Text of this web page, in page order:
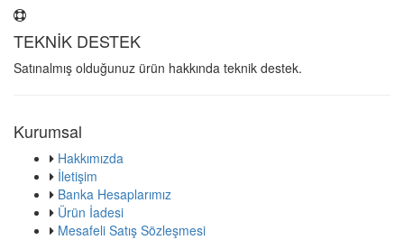
TEKNİK DESTEK
Satınalmış olduğunuz ürün hakkında teknik destek.
Kurumsal
Hakkımızda
İletişim
Banka Hesaplarımız
Ürün İadesi
Mesafeli Satış Sözleşmesi